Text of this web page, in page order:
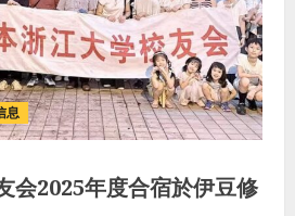
息
会2025年度合宿於伊豆修